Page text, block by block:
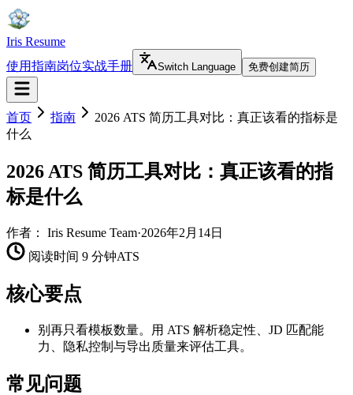
Iris Resume
使用指南岗位实战手册 Switch Language 免费创建简历
首页 指南
2026 ATS 简历工具对比：真正该看的指标是
什么
2026 ATS 简历工具对比：真正该看的指
标是什么
作者： Iris Resume Team·2026年2月14日
阅读时间 9 分钟ATS
核心要点
别再只看模板数量。用 ATS 解析稳定性、JD 匹配能
力、隐私控制与导出质量来评估工具。
常见问题